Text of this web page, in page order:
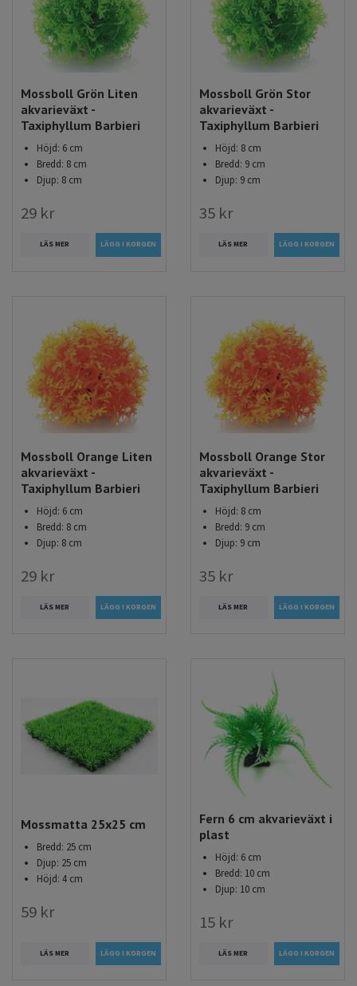
Mossboll Grön Liten
akvarieväxt -
Taxiphyllum Barbieri
Höjd: 6 cm
Bredd: 8 cm
Djup: 8 cm
29 kr
LÄS MER
Mossboll Grön Stor
akvarieväxt -
Taxiphyllum Barbieri
Höjd: 8 cm
Bredd: 9 cm
Djup: 9 cm
35 kr
LÄS MER
Mossboll Orange Liten
akvarieväxt -
Taxiphyllum Barbieri
Höjd: 6 cm
Bredd: 8 cm
Djup: 8 cm
29 kr
LÄS MER
Mossboll Orange Stor
akvarieväxt -
Taxiphyllum Barbieri
Höjd: 8 cm
Bredd: 9 cm
Djup: 9 cm
35 kr
LÄS MER
Mossmatta 25x25 cm
Bredd: 25 cm
Djup: 25 cm
Höjd: 4 cm
59 kr
LÄS MER
Fern 6 cm akvarieväxt i
plast
Höjd: 6 cm
Bredd: 10 cm
Djup: 10 cm
15 kr
LÄS MER